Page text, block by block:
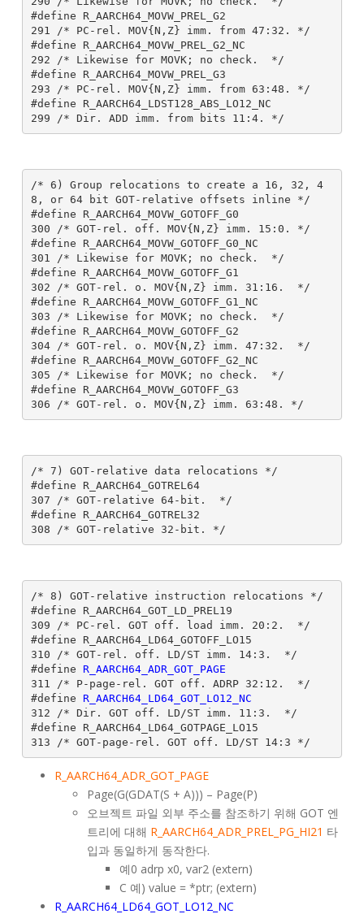
#define R_AARCH64_MOVW_PREL_G2
291 /* PC-rel. MOV{N,Z} imm. from 47:32. */
#define R_AARCH64_MOVW_PREL_G2_NC
292 /* Likewise for MOVK; no check.  */
#define R_AARCH64_MOVW_PREL_G3
293 /* PC-rel. MOV{N,Z} imm. from 63:48. */
#define R_AARCH64_LDST128_ABS_LO12_NC
/* 6) Group relocations to create a 16, 32, 4
8, or 64 bit GOT-relative offsets inline */
#define R_AARCH64_MOVW_GOTOFF_G0
300 /* GOT-rel. off. MOV{N,Z} imm. 15:0. */
#define R_AARCH64_MOVW_GOTOFF_G0_NC
301 /* Likewise for MOVK; no check.  */
#define R_AARCH64_MOVW_GOTOFF_G1
302 /* GOT-rel. o. MOV{N,Z} imm. 31:16.  */
#define R_AARCH64_MOVW_GOTOFF_G1_NC
303 /* Likewise for MOVK; no check.  */
#define R_AARCH64_MOVW_GOTOFF_G2
304 /* GOT-rel. o. MOV{N,Z} imm. 47:32.  */
#define R_AARCH64_MOVW_GOTOFF_G2_NC
305 /* Likewise for MOVK; no check.  */
#define R_AARCH64_MOVW_GOTOFF_G3
/* 7) GOT-relative data relocations */
#define R_AARCH64_GOTREL64
307 /* GOT-relative 64-bit.  */
#define R_AARCH64_GOTREL32
/* 8) GOT-relative instruction relocations */
#define R_AARCH64_GOT_LD_PREL19
309 /* PC-rel. GOT off. load imm. 20:2.  */
#define R_AARCH64_LD64_GOTOFF_LO15
310 /* GOT-rel. off. LD/ST imm. 14:3.  */
#define
311 /* P-page-rel. GOT off. ADRP 32:12.  */
#define R_AARCH64_LD64_GOT_LO12_NC
312 /* Dir. GOT off. LD/ST imm. 11:3.  */
#define R_AARCH64_LD64_GOTPAGE_LO15
R_AARCH64_ADR_GOT_PAGE
Page(G(GDAT(S + A))) – Page(P)
오브젝트 파일 외부 주소를 참조하기 위해 GOT 엔
트리에 대해 R_AARCH64_ADR_PREL_PG_HI21 타
입과 동일하게 동작한다.
예0 adrp x0, var2 (extern)
C 예) value = *ptr; (extern)
R_AARCH64_LD64_GOT_LO12_NC